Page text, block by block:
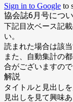
Sign in to Google to
協会誌6月号につ
下記目次ベース記
い。
読まれた場合は該
また、自動集計の
合がございますので
解説
タイトルと見出し
見出しを見て興味